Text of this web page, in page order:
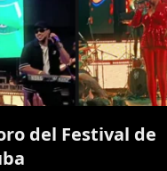
del Festival de